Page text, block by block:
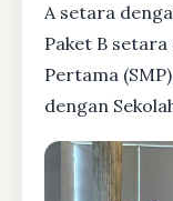
A setara
Paket B
Pertama
dengan